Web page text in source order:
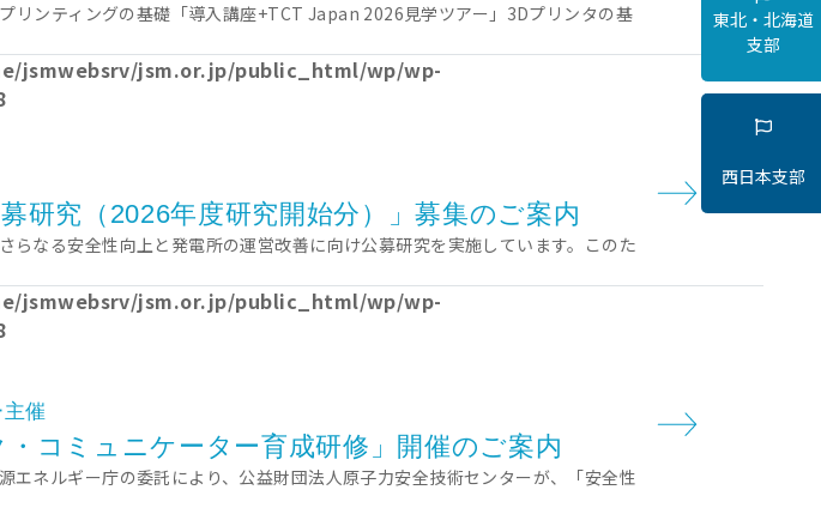
リンティングの基礎「導入講座+TCT Japan 2026見学ツアー」3Dプリンタの基
jsmwebsrv/jsm.or.jp/public_html/wp/wp-
研究（2026年度研究開始分）」募集のご案内
らなる安全性向上と発電所の運営改善に向け公募研究を実施しています。このた
jsmwebsrv/jsm.or.jp/public_html/wp/wp-
催
・コミュニケーター育成研修」開催のご案内
エネルギー庁の委託により、公益財団法人原子力安全技術センターが、「安全性
東北・北海道
支部
西日本支部